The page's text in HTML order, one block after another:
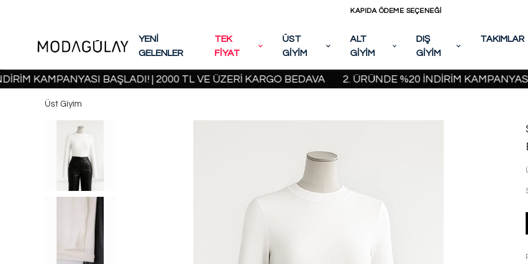
KAPIDA ÖDEME SEÇENEĞİ
YENİ
GELENLER
TEK
FİYAT
ÜST
GİYİM
ALT
GİYİM
DIŞ
GİYİM
TAKIMLAR
KAMPANYASI BAŞLADI! | 2000 TL VE ÜZERİ KARGO BEDAVA 2. ÜRÜNDE %20 İNDİRİM KAMPANYASI
Üst Giyim